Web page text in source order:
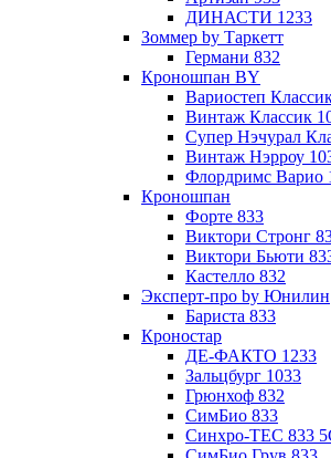
ДИНАСТИ 1233
Зоммер by Таркетт
Германи 832
Кроношпан BY
Вариостеп
Винтаж Классик
Супер Нэчурал
Винтаж Нэрроу
Флордримс Варио
Кроношпан
Форте 833
Виктори Стронг
Виктори Бьюти
Кастелло 832
Эксперт-про by Юнилин
Бариста 833
Кроностар
ДЕ-ФАКТО 1233
Зальцбург 1033
Грюнхоф 832
СимБио 833
Синхро-TEC 833